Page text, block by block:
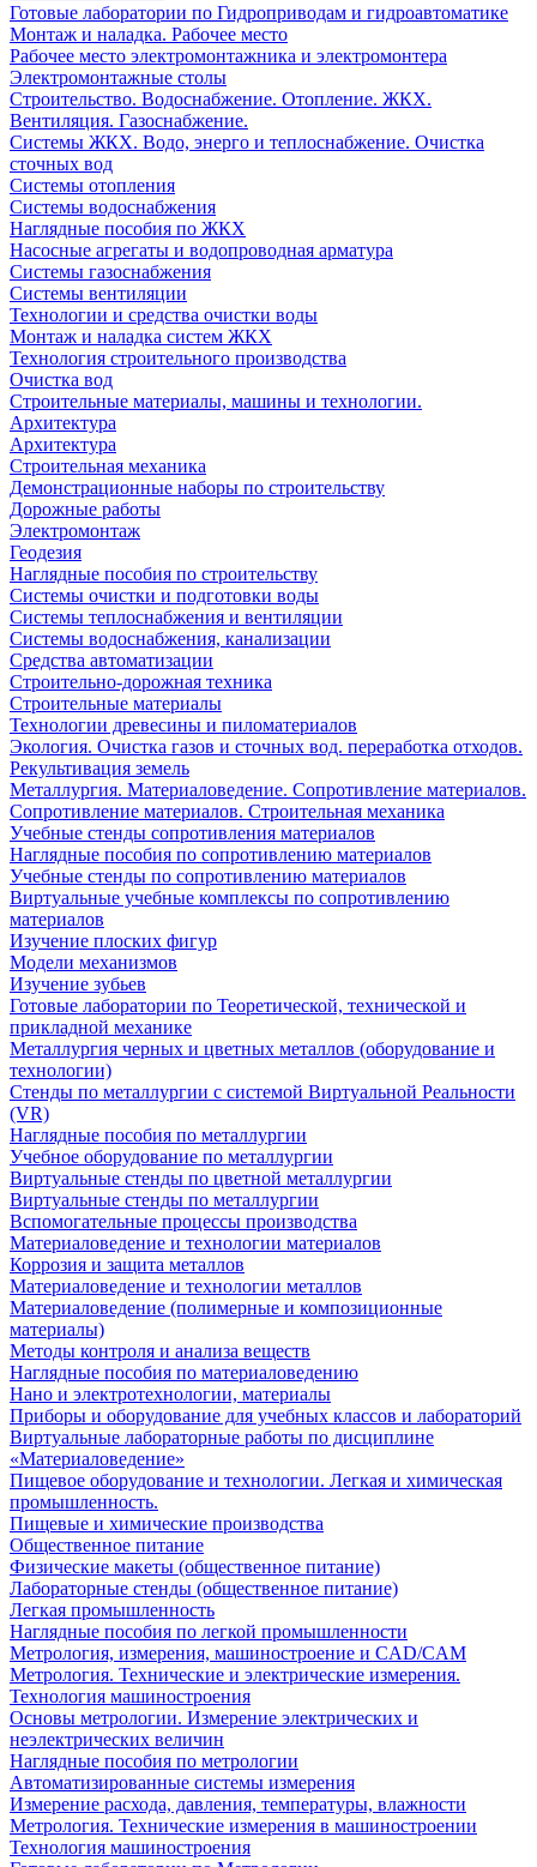
Готовые лаборатории по Гидроприводам и гидроавтоматике
Монтаж и наладка. Рабочее место
Рабочее место электромонтажника и электромонтера
Электромонтажные столы
Строительство. Водоснабжение. Отопление. ЖКХ.
Вентиляция. Газоснабжение.
Системы ЖКХ. Водо, энерго и теплоснабжение. Очистка
сточных вод
Системы отопления
Системы водоснабжения
Наглядные пособия по ЖКХ
Насосные агрегаты и водопроводная арматура
Системы газоснабжения
Системы вентиляции
Технологии и средства очистки воды
Монтаж и наладка систем ЖКХ
Технология строительного производства
Очистка вод
Строительные материалы, машины и технологии.
Архитектура
Архитектура
Cтроительная механика
Демонстрационные наборы по строительству
Дорожные работы
Электромонтаж
Геодезия
Наглядные пособия по строительству
Системы очистки и подготовки воды
Системы теплоснабжения и вентиляции
Системы водоснабжения, канализации
Средства автоматизации
Строительно-дорожная техника
Строительные материалы
Технологии древесины и пиломатериалов
Экология. Очистка газов и сточных вод. переработка отходов.
Рекультивация земель
Металлургия. Материаловедение. Сопротивление материалов.
Сопротивление материалов. Строительная механика
Учебные стенды сопротивления материалов
Наглядные пособия по сопротивлению материалов
Учебные стенды по сопротивлению материалов
Виртуальные учебные комплексы по сопротивлению
материалов
Изучение плоских фигур
Модели механизмов
Изучение зубьев
Готовые лаборатории по Теоретической, технической и
прикладной механике
Металлургия черных и цветных металлов (оборудование и
технологии)
Cтенды по металлургии с системой Виртуальной Реальности
(VR)
Наглядные пособия по металлургии
Учебное оборудование по металлургии
Виртуальные стенды по цветной металлургии
Виртуальные стенды по металлургии
Вспомогательные процессы производства
Материаловедение и технологии материалов
Коррозия и защита металлов
Материаловедение и технологии металлов
Материаловедение (полимерные и композиционные
материалы)
Методы контроля и анализа веществ
Наглядные пособия по материаловедению
Нано и электротехнологии, материалы
Приборы и оборудование для учебных классов и лабораторий
Виртуальные лабораторные работы по дисциплине
«Материаловедение»
Пищевое оборудование и технологии. Легкая и химическая
промышленность.
Пищевые и химические производства
Общественное питание
Физические макеты (общественное питание)
Лабораторные стенды (общественное питание)
Легкая промышленность
Наглядные пособия по легкой промышленности
Метрология, измерения, машиностроение и CAD/CAM
Метрология. Технические и электрические измерения.
Технология машиностроения
Основы метрологии. Измерение электрических и
неэлектрических величин
Наглядные пособия по метрологии
Автоматизированные системы измерения
Измерение расхода, давления, температуры, влажности
Метрология. Технические измерения в машиностроении
Технология машиностроения